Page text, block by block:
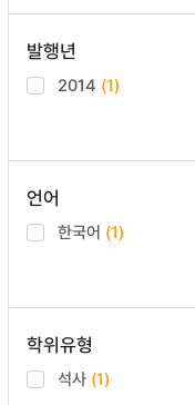
발행년
2014 (1)
언어
한국어 (1)
학위유형
석사 (1)